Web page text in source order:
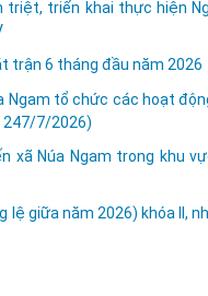
triệt, triển khai thực hiện
trận 6 tháng đầu năm 2026
Ngam tổ chức các hoạt
247/7/2026)
xã Núa Ngam trong khu
lệ giữa năm 2026) khóa II,